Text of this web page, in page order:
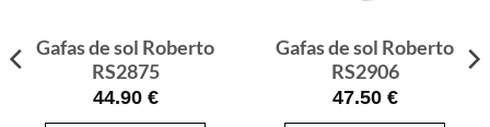
Gafas de sol Roberto
RS2875
44.90 €
Gafas de sol Roberto
RS2906
47.50 €